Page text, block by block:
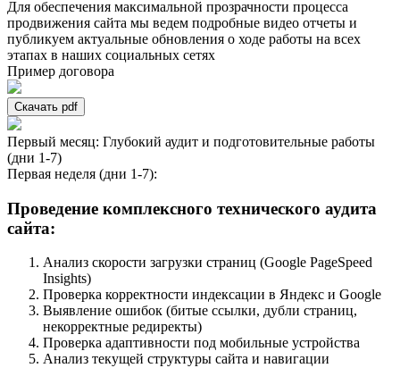
Для обеспечения максимальной прозрачности процесса
продвижения сайта мы ведем подробные видео отчеты и
публикуем актуальные обновления о ходе работы на всех
этапах в наших социальных сетях
Пример договора
Скачать pdf
Первый месяц: Глубокий аудит и подготовительные работы
(дни 1-7)
Первая неделя (дни 1-7):
Проведение комплексного технического аудита
сайта:
Анализ скорости загрузки страниц (Google PageSpeed
Insights)
Проверка корректности индексации в Яндекс и Google
Выявление ошибок (битые ссылки, дубли страниц,
некорректные редиректы)
Проверка адаптивности под мобильные устройства
Анализ текущей структуры сайта и навигации